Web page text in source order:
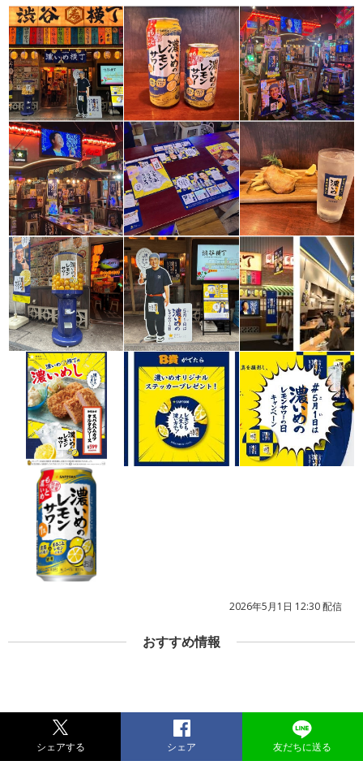
2026年5月1日 12:30 配信
おすすめ情報
シェアする シェア 友だちに送る